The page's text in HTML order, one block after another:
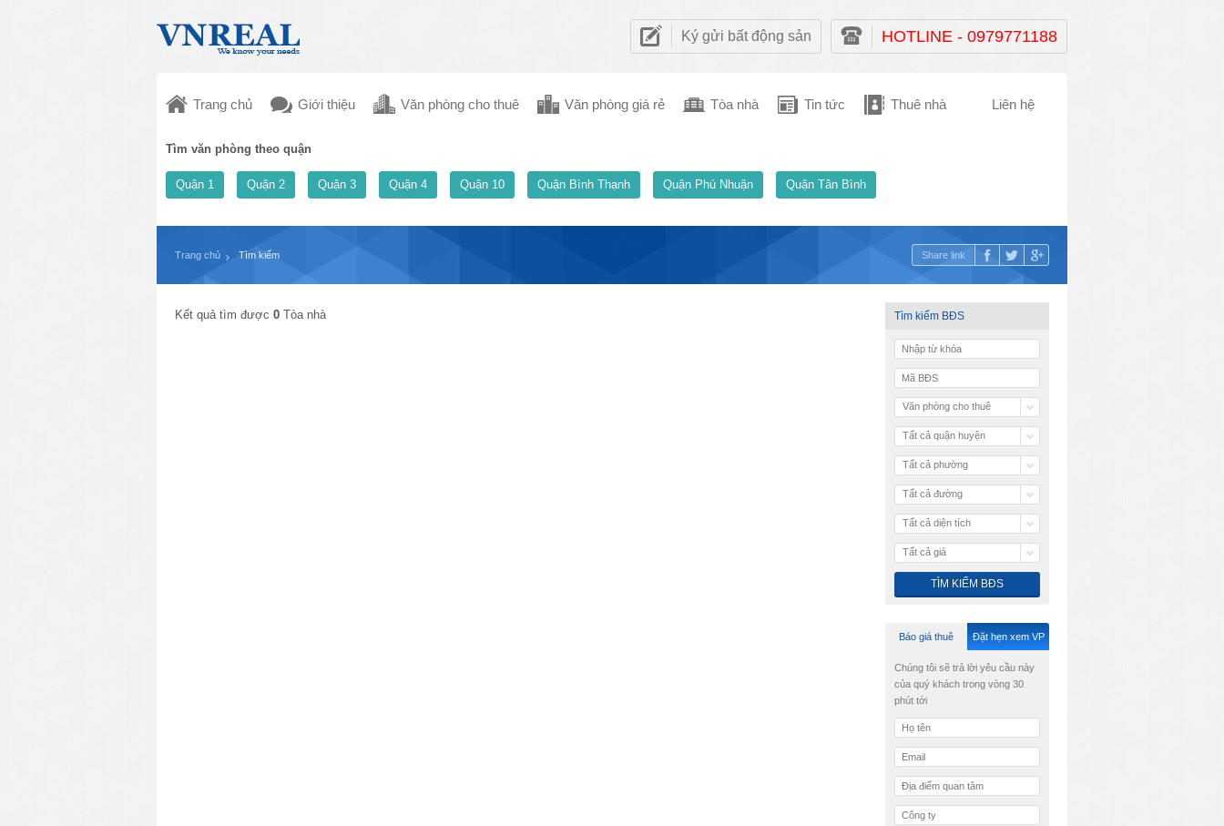
Ký gửi bất động sản HOTLINE - 0979771188
Trang chủ Giới thiệu Văn phòng cho thuê Văn phòng giá rẻ Tòa nhà Tin tức Thuê nhà Liên hệ
Tìm văn phòng theo quận
Quận 1 Quận 2 Quận 3 Quận 4 Quận 10 Quận Bình Thạnh Quận Phú Nhuận Quận Tân Bình
Trang chủ Tìm kiếm Share link
Kết quả tìm được 0 Tòa nhà Tìm kiếm BĐS
Văn phòng cho thuê
Tất cả quận huyện
Tất cả phường
Tất cả đường
Tất cả diện tích
Tất cả giá
Báo giá thuê Đặt hẹn xem VP
Chúng tôi sẽ trả lời yêu cầu này
của quý khách trong vòng 30
phút tới